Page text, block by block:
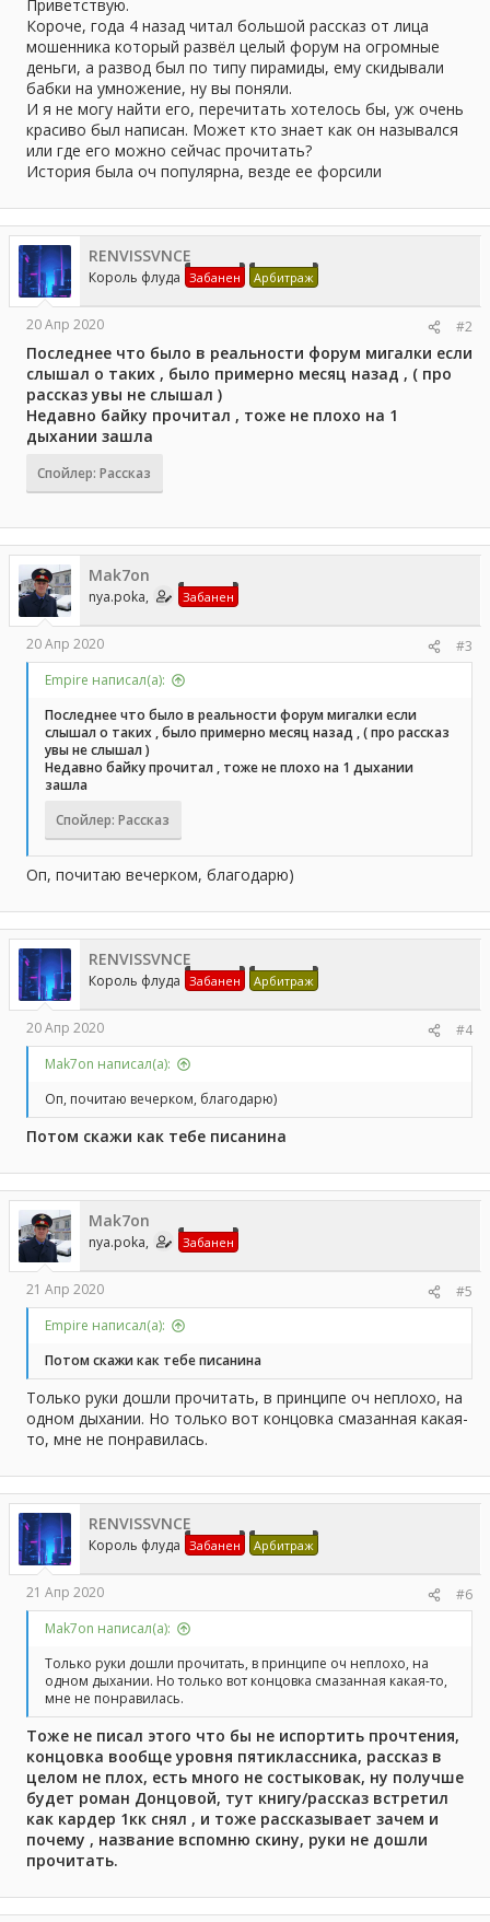
Приветствую.
Короче, года 4 назад читал большой рассказ от лица
мошенника который развёл целый форум на огромные
деньги, а развод был по типу пирамиды, ему скидывали
бабки на умножение, ну вы поняли.
И я не могу найти его, перечитать хотелось бы, уж очень
красиво был написан. Может кто знает как он назывался
или где его можно сейчас прочитать?
История была оч популярна, везде ее форсили
RENVISSVNCE
Король флуда Забанен Арбитраж
20 Апр 2020 #2
Последнее что было в реальности форум мигалки если
слышал о таких , было примерно месяц назад , ( про
рассказ увы не слышал )
Недавно байку прочитал , тоже не плохо на 1
дыхании зашла
Спойлер: Рассказ
Mak7on
nya.poka, Забанен
20 Апр 2020
#3
Empire написал(а):
Последнее что было в реальности форум мигалки если
слышал о таких , было примерно месяц назад , ( про рассказ
увы не слышал )
Недавно байку прочитал , тоже не плохо на 1 дыхании
зашла
Спойлер: Рассказ
Оп, почитаю вечерком, благодарю)
RENVISSVNCE
Король флуда Забанен Арбитраж
20 Апр 2020
#4
Mak7on написал(а):
Оп, почитаю вечерком, благодарю)
Потом скажи как тебе писанина
Mak7on
nya.poka, Забанен
21 Апр 2020
#5
Empire написал(а):
Потом скажи как тебе писанина
Только руки дошли прочитать, в принципе оч неплохо, на
одном дыхании. Но только вот концовка смазанная какая-
то, мне не понравилась.
RENVISSVNCE
Король флуда Забанен Арбитраж
21 Апр 2020
#6
Mak7on написал(а):
Только руки дошли прочитать, в принципе оч неплохо, на
одном дыхании. Но только вот концовка смазанная какая-то,
мне не понравилась.
Тоже не писал этого что бы не испортить прочтения,
концовка вообще уровня пятиклассника, рассказ в
целом не плох, есть много не состыковак, ну получше
будет роман Донцовой, тут книгу/рассказ встретил
как кардер 1кк снял , и тоже рассказывает зачем и
почему , название вспомню скину, руки не дошли
прочитать.